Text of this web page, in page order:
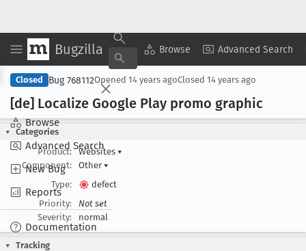
Bugzilla Browse Advanced Search
Browse
Advanced Search
New Bug
Reports
Documentation
Copy Summary ▾ View ▾
Closed Bug 768112Opened 14 years agoClosed 14 years ago
[de] Localize Google Play promo graphic
Categories
Product:
Websites ▾
Component:
Other ▾
Type:
defect
Priority:
Not set
Severity:
normal
Tracking